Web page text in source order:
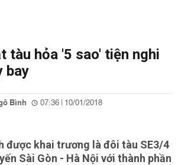
tàu hỏa '5 sao' tiện nghi
bay
Bình 07:36 | 10/01/2018
được khai trương là đôi tàu SE3/4
Sài Gòn - Hà Nội với thành phần